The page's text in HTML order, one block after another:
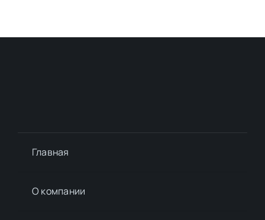
Главная
О компании